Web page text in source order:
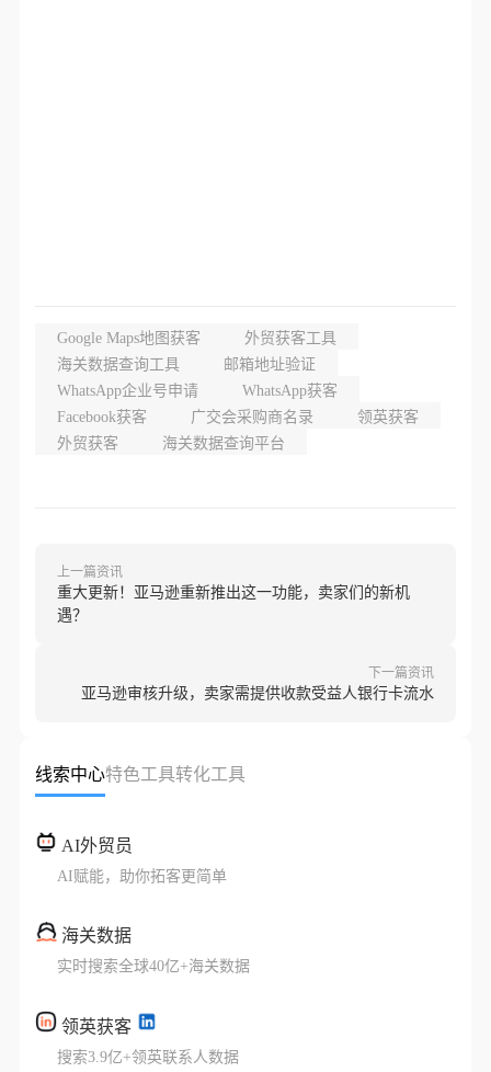
Google Maps地图获客
外贸获客工具
海关数据查询工具
邮箱地址验证
WhatsApp企业号申请
WhatsApp获客
Facebook获客
广交会采购商名录
领英获客
外贸获客
海关数据查询平台
上一篇资讯
重大更新！亚马逊重新推出这一功能，卖家们的新机
遇？
下一篇资讯
亚马逊审核升级，卖家需提供收款受益人银行卡流水
AI外贸员
AI赋能，助你拓客更简单
海关数据
实时搜索全球40亿+海关数据
领英获客
搜索3.9亿+领英联系人数据
线索中心特色工具转化工具